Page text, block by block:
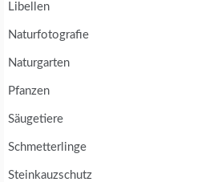
Libellen
Naturfotografie
Naturgarten
Pfanzen
Säugetiere
Schmetterlinge
Steinkauzschutz